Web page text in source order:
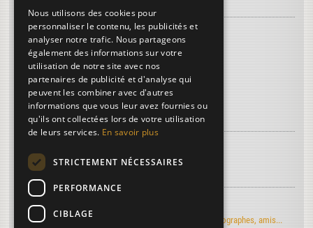
Découvrez le vocabulaire du papier...
Chiffonnières
Chataignes
Chanelette
Plus de termes...
La troisième dimension
Regards d'artistes...
Le moulin du Verger vu par les artistes-peintres, photographes, amis...
Nous utilisons des cookies pour
personnaliser le contenu, les publicités et
analyser notre trafic. Nous partageons
également des informations sur votre
utilisation de notre site avec nos
partenaires de publicité et d'analyse qui
peuvent les combiner avec d'autres
informations que vous leur avez fournies ou
qu'ils ont collectées lors de votre utilisation
de leurs services. En savoir plus
STRICTEMENT NÉCESSAIRES
PERFORMANCE
CIBLAGE